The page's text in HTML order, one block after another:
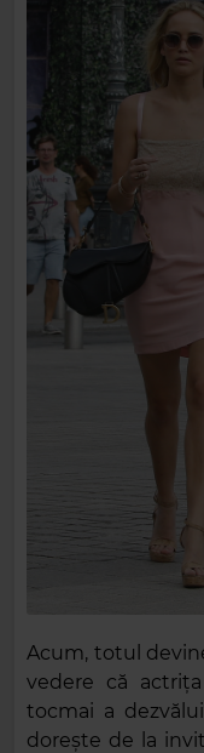
Acum, totul
vedere că
tocmai a
dorește de la